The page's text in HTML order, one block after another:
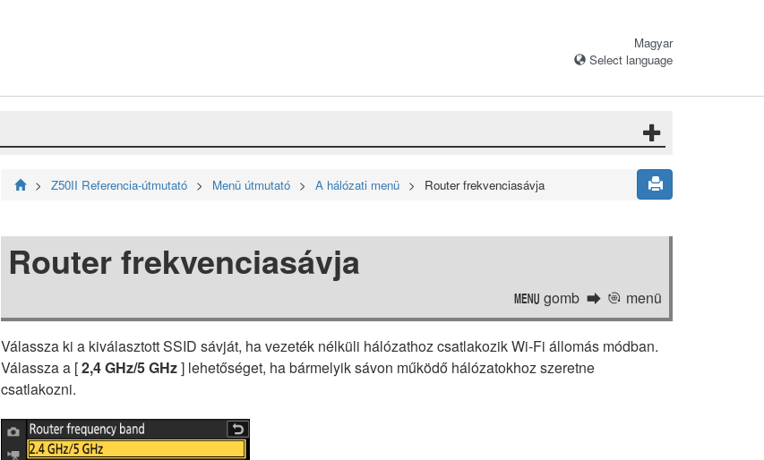
Magyar
Select language
Z50II Referencia-útmutató Menü útmutató A hálózati menü Router frekvenciasávja
Router frekvenciasávja
G gomb a menü
Válassza ki a kiválasztott SSID sávját, ha vezeték nélküli hálózathoz csatlakozik Wi-Fi állomás módban.
Válassza a [2,4 GHz/5 GHz] lehetőséget, ha bármelyik sávon működő hálózatokhoz szeretne
csatlakozni.